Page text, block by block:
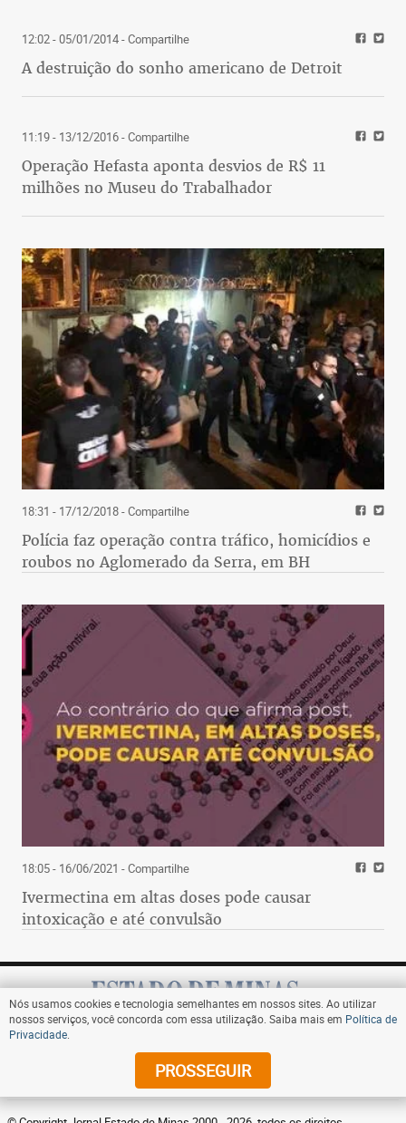
12:02 - 05/01/2014- Compartilhe
A destruição do sonho americano de Detroit
11:19 - 13/12/2016- Compartilhe
Operação Hefasta aponta desvios de R$ 11
milhões no Museu do Trabalhador
18:31 - 17/12/2018- Compartilhe
Polícia faz operação contra tráfico, homicídios e
roubos no Aglomerado da Serra, em BH
18:05 - 16/06/2021 - Compartilhe
Ivermectina em altas doses pode causar
intoxicação e até convulsão
Assine
Nós usamos cookies e tecnologia semelhantes em nossos sites. Ao utilizar
nossos serviços, você concorda com essa utilização. Saiba mais em Política de
Privacidade
PROSSEGUIR